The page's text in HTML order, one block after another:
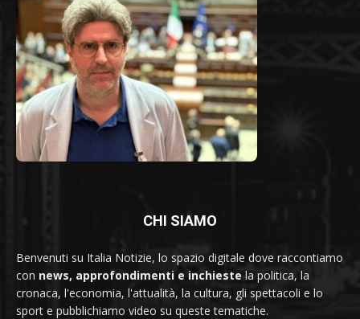
CHI SIAMO
Benvenuti su Italia Notizie, lo spazio digitale dove raccontiamo
con news, approfondimenti e inchieste la politica, la
cronaca, l'economia, l'attualità, la cultura, gli spettacoli e lo
sport e pubblichiamo video su queste tematiche.